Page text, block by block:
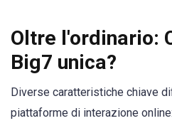
Oltre l'ordinario:
Big7 unica?
Diverse caratteristiche chiave
piattaforme di interazione online: